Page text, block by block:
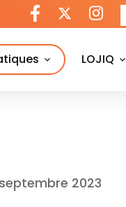
LOJIQ
septembre 2023